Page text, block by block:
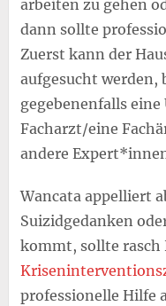
arbeiten zu gehen
dann sollte
Zuerst kann der
aufgesucht werden,
gegebenenfalls
Facharzt/eine
andere
Wancata appelliert
Suizidgedanken
kommt, sollte rasch
professionelle Hilfe